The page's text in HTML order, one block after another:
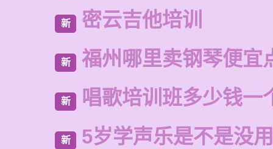
新 密云吉他培训
新 福州哪里卖钢琴便宜
新 唱歌培训班多少钱一
新 5岁学声乐是不是没用